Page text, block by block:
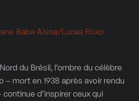
Baba Aïssa/Lucas Roxo
du Brésil, l’ombre du célèbre
– mort en 1938 après avoir rendu
d’inspirer ceux qui